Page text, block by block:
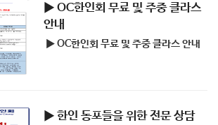
▶ OC한인회 무료 및 주중 클라스
안내
▶ OC한인회 무료 및 주중 클라스 안내
▶ 한인 동포들을 위한 전문 상담